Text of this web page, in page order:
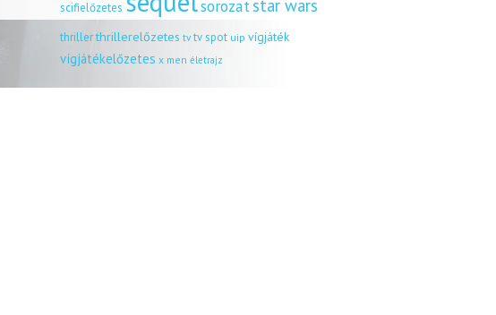
scifielőzetes sorozatstar wars
thrillerthrillerelőzetes tv tv spot uip vígjáték
vígjátékelőzetes x men életrajz